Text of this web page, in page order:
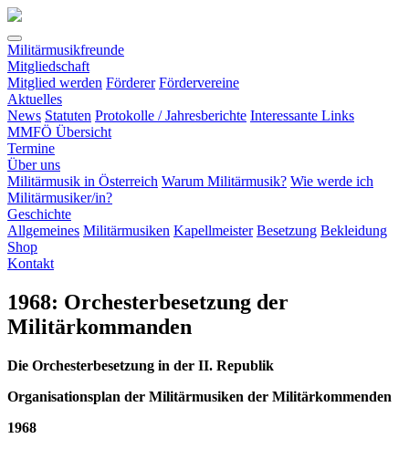
Militärmusikfreunde
Mitgliedschaft
Mitglied werden Förderer Fördervereine
Aktuelles
News Statuten Protokolle / Jahresberichte Interessante Links
MMFÖ Übersicht
Termine
Über uns
Militärmusik in Österreich Warum Militärmusik? Wie werde ich
Militärmusiker/in?
Geschichte(current)
Allgemeines Militärmusiken Kapellmeister Besetzung Bekleidung
Shop
Kontakt
1968: Orchesterbesetzung der
Militärkommanden
Die Orchesterbesetzung in der II. Republik
Organisationsplan der Militärmusiken der Militärkommenden
1968